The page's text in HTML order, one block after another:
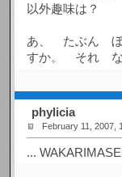
以外趣味は？
あ、 たぶん
すか。 それ な
phylicia
February 11, 2007,
...